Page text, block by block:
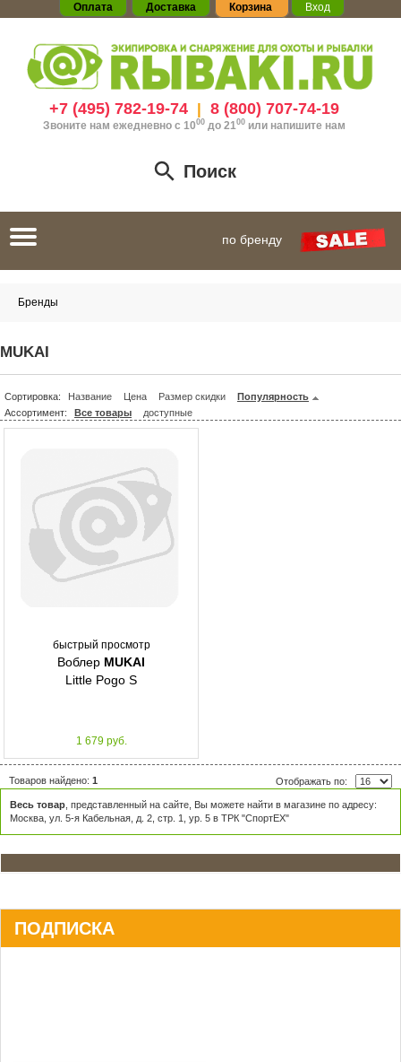
Оплата Доставка Корзина Вход
+7 (495) 782-19-74| 8 (800) 707-74-19
Звоните нам ежедневно с 1000до 21 00 или напишите нам
Поиск
Toggle
navigation
по бренду
Бренды
MUKAI
Сортировка: Название Цена Размер скидки
Популярность
Ассортимент:
Все товары доступные
быстрый просмотр
Воблер MUKAI
Little Pogo S
1 679 руб.
Товаров найдено: 1 Отображать по:
Весь товар , представленный на сайте, Вы можете найти в магазине по адресу:
Москва, ул. 5-я Кабельная, д. 2, стр. 1, ур. 5 в ТРК "СпортЕХ"
ПОДПИСКА